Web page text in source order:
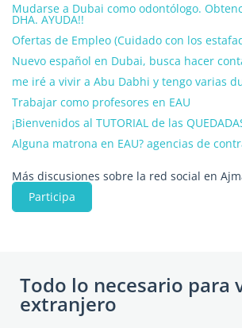
Mudarse a Dubai como odontólogo.
DHA. AYUDA!!
Ofertas de Empleo (Cuidado con los
Nuevo español en Dubai, busca hacer
me iré a vivir a Abu Dabhi y tengo varias
Trabajar como profesores en EAU
¡Bienvenidos al TUTORIAL de las
Alguna matrona en EAU? agencias de
Más discusiones sobre la red social en
Participa
Todo lo necesario para
extranjero